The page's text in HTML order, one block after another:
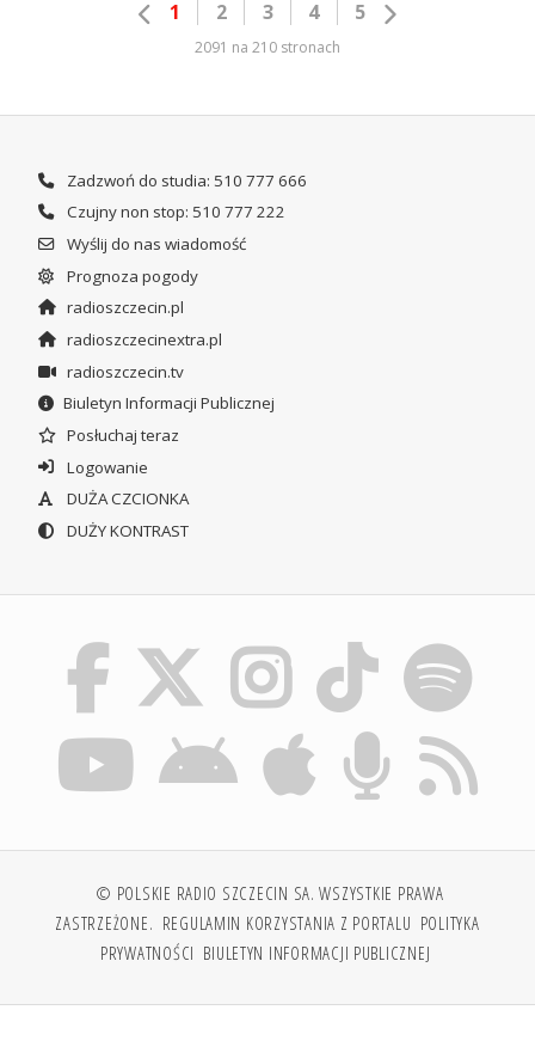
1 2 3 4 5
2091 na 210 stronach
Zadzwoń do studia: 510 777 666
Czujny non stop: 510 777 222
Wyślij do nas wiadomość
Prognoza pogody
radioszczecin.pl
radioszczecinextra.pl
radioszczecin.tv
Biuletyn Informacji Publicznej
Posłuchaj teraz
Logowanie
DUŻA CZCIONKA
DUŻY KONTRAST
© POLSKIE RADIO SZCZECIN SA. WSZYSTKIE PRAWA
ZASTRZEŻONE. REGULAMIN KORZYSTANIA Z PORTALU POLITYKA
PRYWATNOŚCI BIULETYN INFORMACJI PUBLICZNEJ